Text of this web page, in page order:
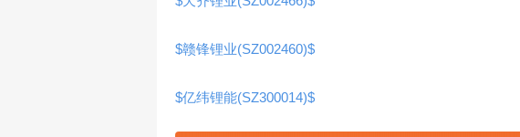
$赣锋锂业(SZ002460)$
$亿纬锂能(SZ300014)$